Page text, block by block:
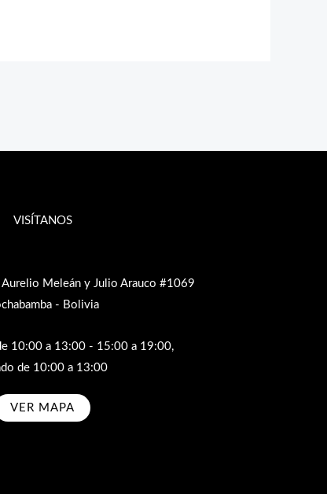
VISÍTANOS
Meleán y Julio Arauco #1069
- Bolivia
10:00 a 13:00 - 15:00 a 19:00,
de 10:00 a 13:00
VER MAPA